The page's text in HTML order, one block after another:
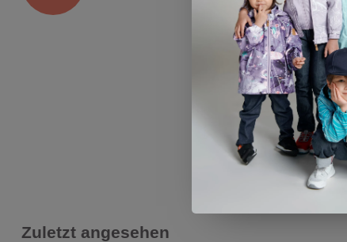
Zuletzt angesehen